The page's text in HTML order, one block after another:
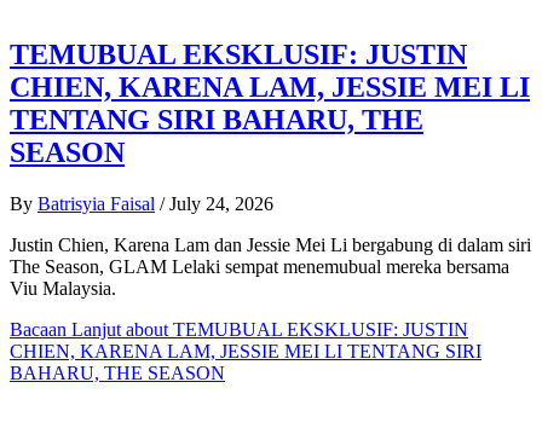
TEMUBUAL EKSKLUSIF: JUSTIN
CHIEN, KARENA LAM, JESSIE MEI LI
TENTANG SIRI BAHARU, THE
SEASON
By Batrisyia Faisal / July 24, 2026
Justin Chien, Karena Lam dan Jessie Mei Li bergabung di dalam siri
The Season, GLAM Lelaki sempat menemubual mereka bersama
Viu Malaysia.
Bacaan Lanjut about TEMUBUAL EKSKLUSIF: JUSTIN
CHIEN, KARENA LAM, JESSIE MEI LI TENTANG SIRI
BAHARU, THE SEASON